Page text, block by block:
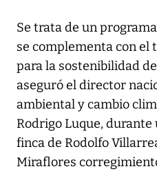
Se trata de un
se complementa con el
para la sostenibilidad
aseguró el director
ambiental y cambio
Rodrigo Luque, durante
finca de Rodolfo
Miraflores